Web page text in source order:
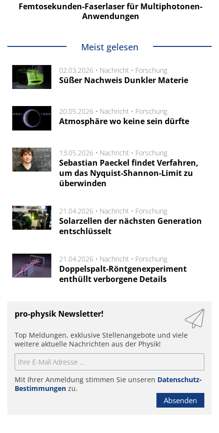
Femtosekunden-Faserlaser für Multiphotonen-
Anwendungen
Meist gelesen
02.03.2026 • Nachricht • Forschung
Süßer Nachweis Dunkler Materie
20.05.2026 • Nachricht • Forschung
Atmosphäre wo keine sein dürfte
13.05.2026 • Nachricht • Forschung
Sebastian Paeckel findet Verfahren,
um das Nyquist-Shannon-Limit zu
überwinden
21.04.2026 • Nachricht • Forschung
Solarzellen der nächsten Generation
entschlüsselt
21.04.2026 • Nachricht • Forschung
Doppelspalt-Röntgenexperiment
enthüllt verborgene Details
pro-physik Newsletter!
Top Meldungen, exklusive Stellenangebote und viele
weitere aktuelle Nachrichten aus der Physik!
Mit Ihrer Anmeldung stimmen Sie unseren Datenschutz-
Bestimmungen zu.
Absenden